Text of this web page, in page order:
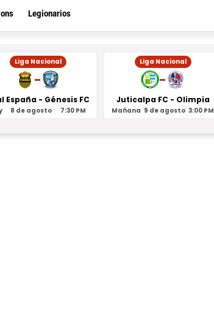
Legionarios
Liga Nacional
-
España - Génesis FC
8 de agosto 7:30 PM
Liga Nacional
-
Juticalpa FC - Olimpia
Mañana 9 de agosto 3:00 PM